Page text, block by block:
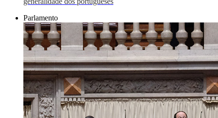
Parlamento